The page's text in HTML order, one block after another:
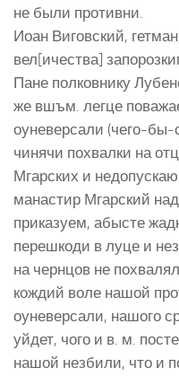
не были противни.
Иоан Виговский,
вел[ичества]
Пане полковнику
же вшъм. легце
оуневерсали (чего-бы-
чинячи похвалки на
Мгарских и
манастир Мгарский
приказуем, абысте
перешкоди в луце и
на чернцов не
кождий воле нашой
оуневерсали, нашого
уйдет, чого и в. м.
нашой незбили, что и